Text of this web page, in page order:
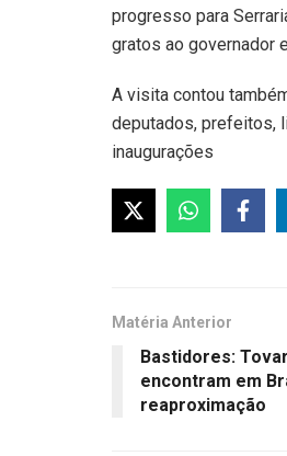
progresso para
gratos ao governador
A visita contou
deputados, prefeitos,
inaugurações
Matéria Anterior
Bastidores:
encontram em
reaproximação